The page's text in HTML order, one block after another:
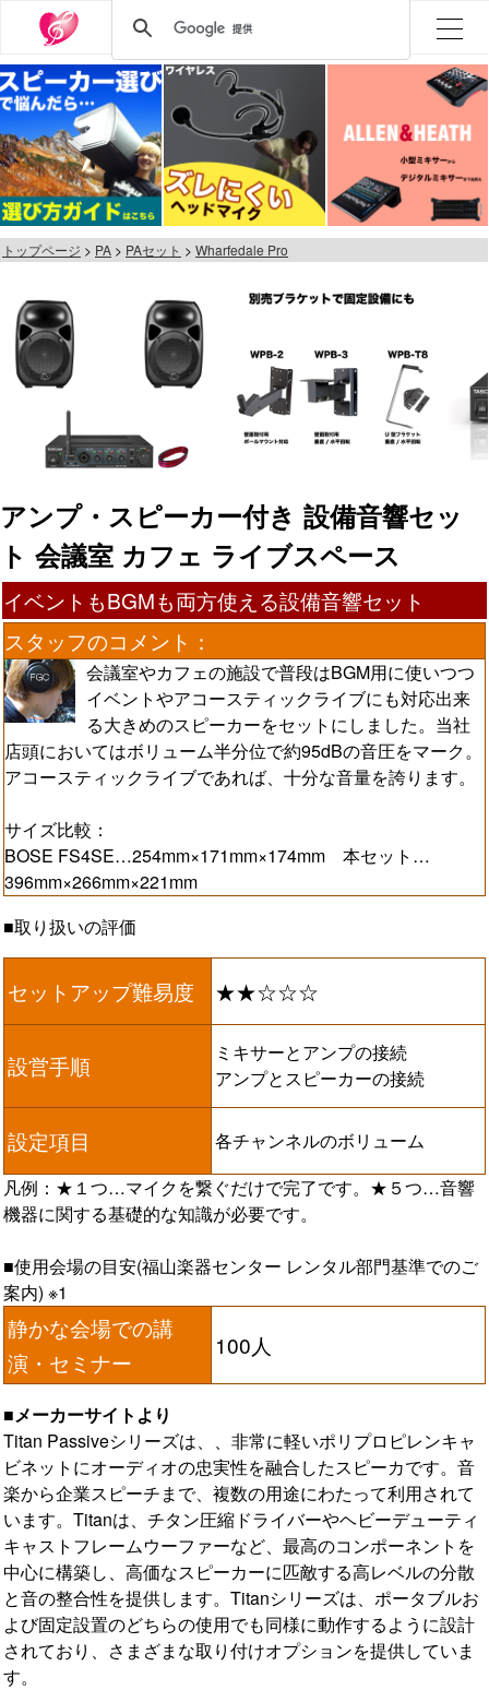
トップページ PA PAセット Wharfedale Pro
アンプ・スピーカー付き 設備音響セッ
ト 会議室 カフェ ライブスペース
イベントもBGMも両方使える設備音響セット
スタッフのコメント：
会議室やカフェの施設で普段はBGM用に使いつつ
イベントやアコースティックライブにも対応出来
る大きめのスピーカーをセットにしました。当社
店頭においてはボリューム半分位で約95dBの音圧をマーク。
アコースティックライブであれば、十分な音量を誇ります。
サイズ比較：
BOSE FS4SE…254mm×171mm×174mm 本セット…
396mm×266mm×221mm
■取り扱いの評価
セットアップ難易度 ★★☆☆☆
設営手順
ミキサーとアンプの接続
アンプとスピーカーの接続
設定項目
各チャンネルのボリューム
凡例：★１つ…マイクを繋ぐだけで完了です。★５つ…音響
機器に関する基礎的な知識が必要です。
■使用会場の目安(福山楽器センター レンタル部門基準でのご
案内) ※1
静かな会場での講
演・セミナー
100人
■メーカーサイトより
Titan Passiveシリーズは、、非常に軽いポリプロピレンキャ
ビネットにオーディオの忠実性を融合したスピーカです。音
楽から企業スピーチまで、複数の用途にわたって利用されて
います。Titanは、チタン圧縮ドライバーやヘビーデューティ
キャストフレームウーファーなど、最高のコンポーネントを
中心に構築し、高価なスピーカーに匹敵する高レベルの分散
と音の整合性を提供します。Titanシリーズは、ポータブルお
よび固定設置のどちらの使用でも同様に動作するように設計
されており、さまざまな取り付けオプションを提供していま
す。